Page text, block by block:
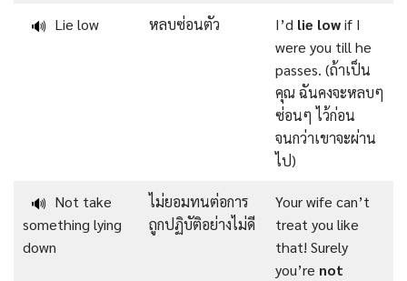
🔊 Lie low หลบซ่อนตัว I’d lie lowif I
were you till he
passes. (ถ้าเป็น
คุณ ฉันคงจะหลบๆ
ซ่อนๆ ไว้ก่อน
จนกว่าเขาจะผ่าน
ไป)
🔊 Not take
something lying
down
ไม่ยอมทนต่อการ
ถูกปฏิบัติอย่างไม่ดี
Your wife can’t
treat you like
that! Surely
you’re not